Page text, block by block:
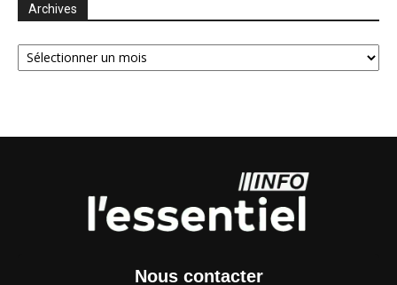
Archives
Archives
Nous contacter